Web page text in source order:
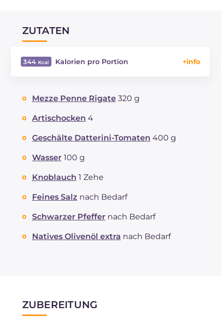
ZUTATEN
344 Kalorien pro Portion
davon Zucker
REZEPTLESEN
davon gesättigte Fettsäuren g
Ballaststoffe
Mezze Penne Rigate 320 g
Artischocken 4
Geschälte Datterini-Tomaten 400 g
Wasser 100 g
Knoblauch 1 Zehe
Feines Salz nach Bedarf
Schwarzer Pfeffer nach Bedarf
Natives Olivenöl extra nach Bedarf
ZUBEREITUNG